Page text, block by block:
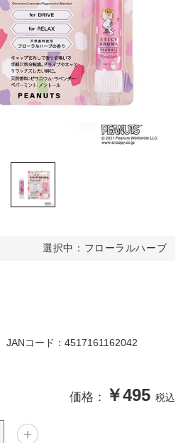
選択中：フローラルハーブ
JANコード： 4517161162042
価格： ￥495 税込